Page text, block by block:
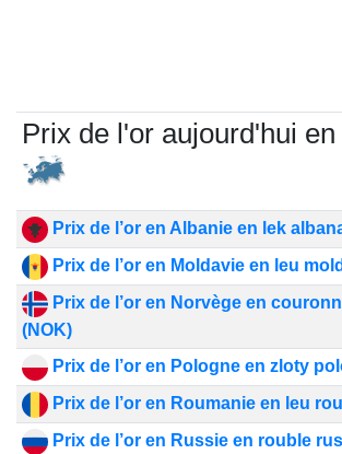
Prix de l'or aujourd'hui
Prix de l’or en Albanie en lek
Prix de l’or en Moldavie en leu
Prix de l’or en Norvège en
(NOK)
Prix de l’or en Pologne en zloty
Prix de l’or en Roumanie en leu
Prix de l’or en Russie en rouble